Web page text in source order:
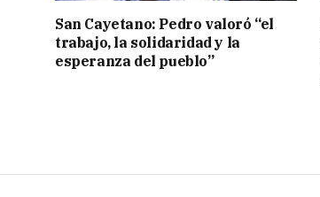
San Cayetano: Pedro valoró “el
trabajo, la solidaridad y la
esperanza del pueblo”